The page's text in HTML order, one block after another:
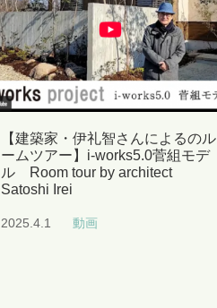
【建築家・伊礼智さんによるのル
ームツアー】i-works5.0菅組モデ
ル Room tour by architect
Satoshi Irei
2025.4.1 動画